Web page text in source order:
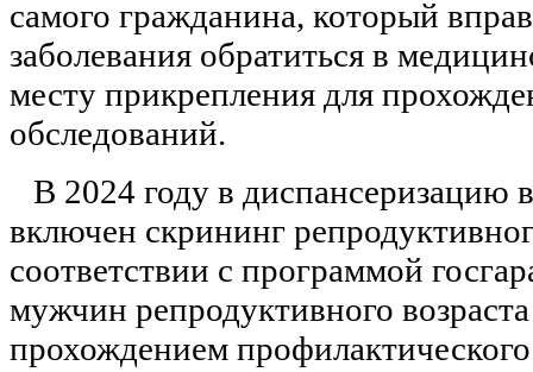
самого гражданина, который
заболевания обратиться в
месту прикрепления для
обследований.
В 2024 году в диспансеризацию
включен скрининг
соответствии с программой
мужчин репродуктивного
прохождением